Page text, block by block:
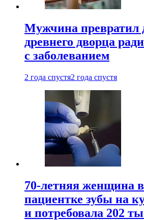
Мужчина превратил
древнего дворца
с заболеванием
2 года спустя2 года спустя
70-летняя женщина
пациентке зубы на
и потребовала 202